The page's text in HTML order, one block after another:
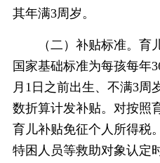
其年满3周岁。
（二）补贴标准。育
国家基础标准为每孩每年
月1日之前出生、不满3周
数折算计发补贴。对按照
育儿补贴免征个人所得税
特困人员等救助对象认定